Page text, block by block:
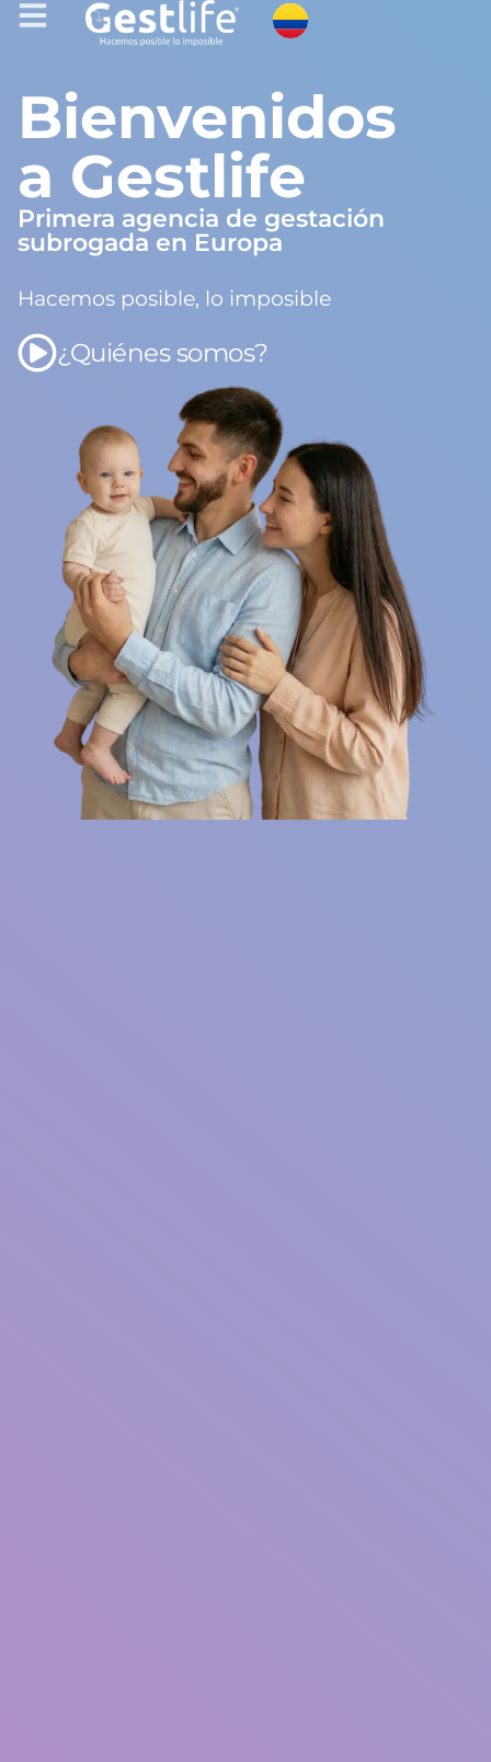
Bienvenidos
a Gestlife
Primera agencia de gestación
subrogada en Europa
Hacemos posible, lo imposible
¿Quiénes somos?